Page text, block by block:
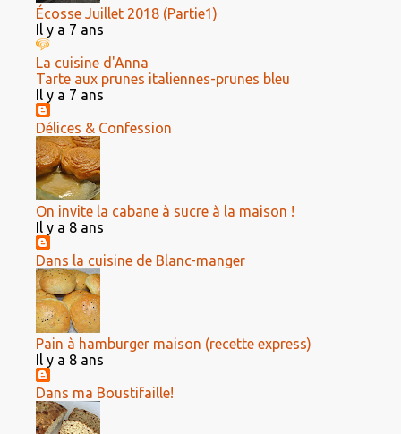
Écosse Juillet 2018 (Partie1)
Il y a 7 ans
La cuisine d'Anna
Tarte aux prunes italiennes-prunes bleu
Il y a 7 ans
Délices & Confession
On invite la cabane à sucre à la maison !
Il y a 8 ans
Dans la cuisine de Blanc-manger
Pain à hamburger maison (recette express)
Il y a 8 ans
Dans ma Boustifaille!